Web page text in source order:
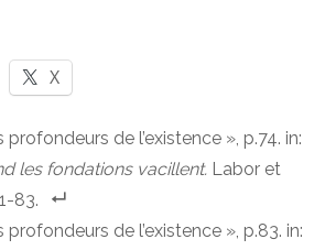
X
profondeurs de l’existence », p.74. in:
les fondations vacillent. Labor et
83.
profondeurs de l’existence », p.83. in: